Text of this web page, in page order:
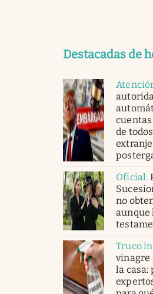
Destacadas de
de
Oficial.
no
aunque
Truco
vinagre
la casa: